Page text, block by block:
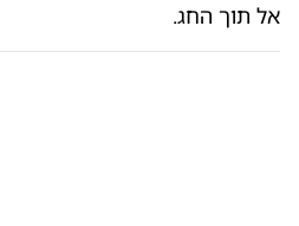
אל תוך החג.